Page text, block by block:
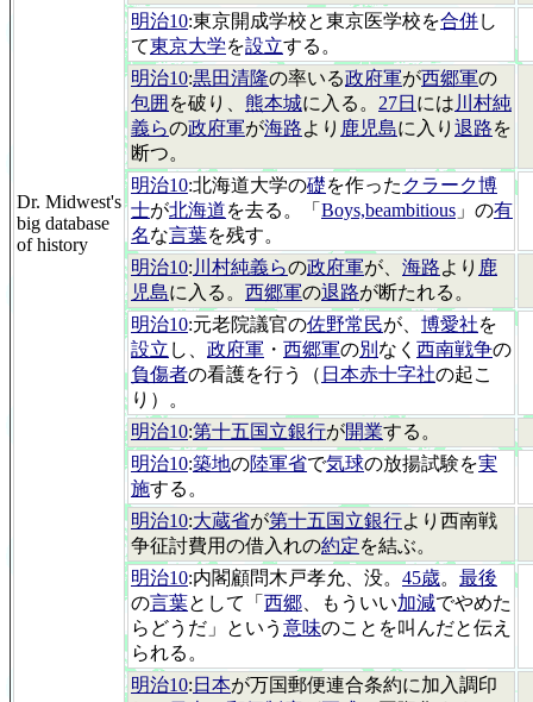
Dr. Midwest's
big database
of history
明治10:東京開成学校と東京医学校を合併し
て東京大学を設立する。
明治10:黒田清隆の率いる政府軍が西郷軍の
包囲 を破り、 熊本城に入る。 27日 には 川村純
義らの政府軍が海路より 鹿児島に入り 退路を
断つ。
明治10:北海道大学の礎を作った クラーク博
士が北海道を去る。「 Boys,beambitious 」の有
名な言葉を残す。
明治10: 川村純義らの政府軍が、 海路より 鹿
児島に入る。 西郷軍の退路が断たれる。
明治10:元老院議官の佐野常民が、 博愛社を
設立 し、 政府軍 ・ 西郷軍の別 なく 西南戦争の
負傷者の看護を行う（ 日本赤十字社の起こ
り）。
明治10:第十五国立銀行が開業する。
明治10:築地の陸軍省で気球の放揚試験を実
施する。
明治10:大蔵省が第十五国立銀行より西南戦
争征討費用の借入れの約定を結ぶ。
明治10:内閣顧問木戸孝允、没。 45歳。 最後
の言葉として「 西郷 、もういい加減でやめた
らどうだ」という 意味のことを叫んだと伝え
られる。
明治10: 日本が万国郵便連合条約に加入調印